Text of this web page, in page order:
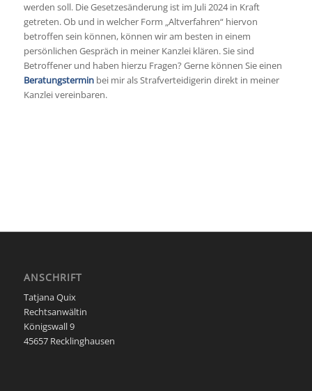
werden soll. Die Gesetzesänderung ist im Juli 2024 in Kraft
getreten. Ob und in welcher Form „Altverfahren“ hiervon
betroffen sein können, können wir am besten in einem
persönlichen Gespräch in meiner Kanzlei klären. Sie sind
Betroffener und haben hierzu Fragen? Gerne können Sie einen
Beratungsterminbei mir als Strafverteidigerin direkt in meiner
Kanzlei vereinbaren.
ANSCHRIFT
Tatjana Quix
Rechtsanwältin
Königswall 9
45657 Recklinghausen